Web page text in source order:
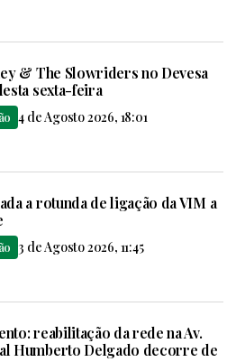
& The Slowriders no Devesa
sexta-feira
4 de Agosto 2026, 18:01
a rotunda de ligação da VIM a
3 de Agosto 2026, 11:45
reabilitação da rede na Av.
Humberto Delgado decorre de